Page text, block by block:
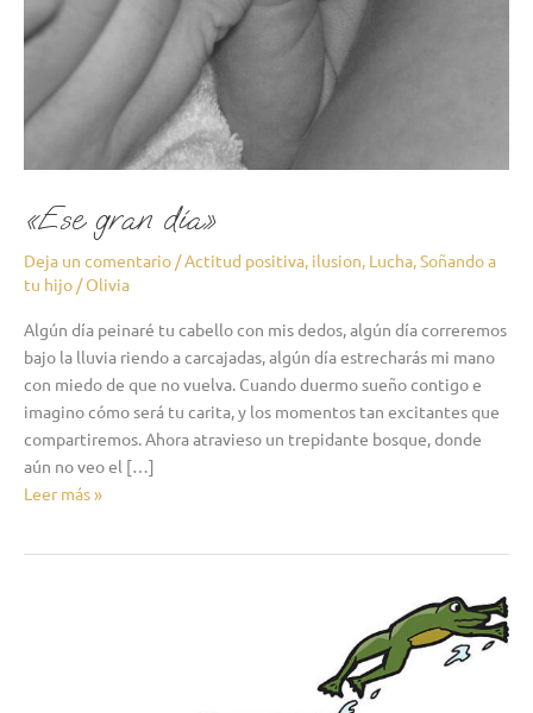
«Ese gran día»
Deja un comentario /Actitud positiva, ilusion, Lucha,Soñando a
tu hijo /Olivia
Algún día peinaré tu cabello con mis dedos, algún día correremos
bajo la lluvia riendo a carcajadas, algún día estrecharás mi mano
con miedo de que no vuelva. Cuando duermo sueño contigo e
imagino cómo será tu carita, y los momentos tan excitantes que
compartiremos. Ahora atravieso un trepidante bosque, donde
aún no veo el […]
Leer más »